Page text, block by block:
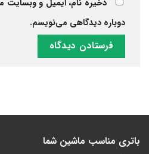
ذخیره نام، ایمیل و وبسایت
دوباره دیدگاهی می‌نویسم.
باتری مناسب ماشین شما